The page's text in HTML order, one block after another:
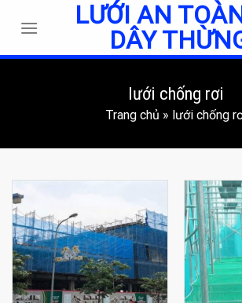
LƯỚI AN
DÂY
lưới chống rơi
Trang chủ » lưới chống